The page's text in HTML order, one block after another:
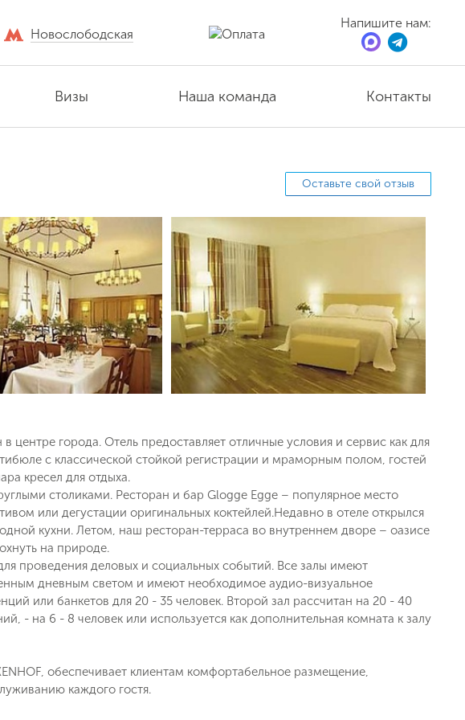
Новослободская
Напишите нам:
Визы Наша команда Контакты
Оставьте свой отзыв
города. Отель предоставляет отличные условия и сервис как для
с классической стойкой регистрации и мраморным полом, гостей
кресел для отдыха.
столиками. Ресторан и бар Glogge Egge – популярное место
или дегустации оригинальных коктейлей.Недавно в отеле открылся
кухни. Летом, наш ресторан-терраса во внутреннем дворе – оазисе
на природе.
проведения деловых и социальных событий. Все залы имеют
дневным светом и имеют необходимое аудио-визуальное
или банкетов для 20 - 35 человек. Второй зал рассчитан на 20 - 40
- на 6 - 8 человек или используется как дополнительная комната к залу
обеспечивает клиентам комфортабельное размещение,
каждого гостя.